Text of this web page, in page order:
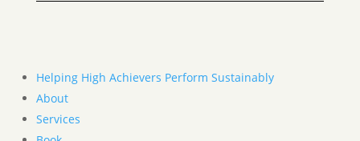
Helping High Achievers Perform Sustainably
About
Services